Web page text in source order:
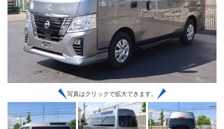
写真はクリックで拡大できます。